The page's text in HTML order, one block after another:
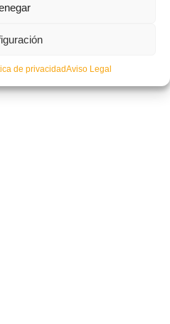
de privacidadAviso Legal
(Paterna) acogerá la primera fase del